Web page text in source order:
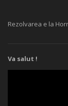
Rezolvarea e la
Va salut !